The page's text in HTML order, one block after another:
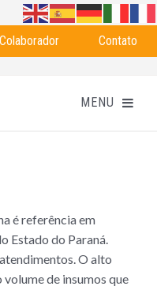
Colaborador Contato
é referência em
Estado do Paraná.
O alto
de insumos que